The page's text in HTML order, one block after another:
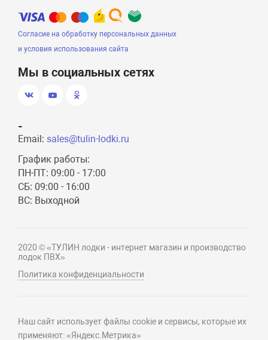
Согласие на обработку персональных данных
и условия использования сайта
Мы в социальных сетях
-
Email: sales@tulin-lodki.ru
График работы:
ПН-ПТ: 09:00 - 17:00
СБ: 09:00 - 16:00
ВС: Выходной
2020 © «ТУЛИН лодки - интернет магазин и производство
лодок ПВХ»
Политика конфиденциальности
Наш сайт использует файлы cookie и сервисы, которые их
применяют: «Яндекс.Метрика»